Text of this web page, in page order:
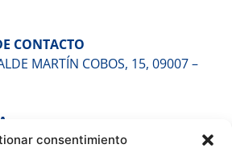
consentimiento
CONTACTO
MARTÍN COBOS, 15, 09007 –
DE 9:30H A 13:30H Y DE 16:30H A